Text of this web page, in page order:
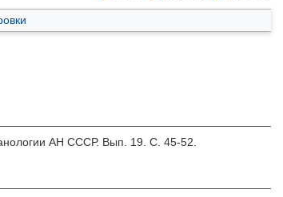
АН СССР. Вып. 19. С. 45-52.